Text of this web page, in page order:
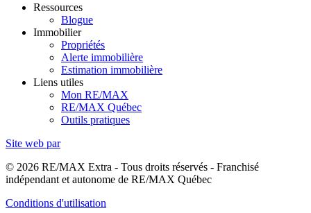
Ressources
Blogue
Immobilier
Propriétés
Alerte immobilière
Estimation immobilière
Liens utiles
Mon RE/MAX
RE/MAX Québec
Outils pratiques
Site web par
© 2026 RE/MAX Extra - Tous droits réservés - Franchisé
indépendant et autonome de RE/MAX Québec
Conditions d'utilisation